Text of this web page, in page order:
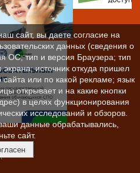
сайтов
сайт, вы даете согласие на
данных (сведения о
ОС; тип и версия Браузера; тип
источник откуда пришел
сайта или по какой рекламе; язык
открывает и на какие кнопки
в целях функционирования
исследований и обзоров.
данные обрабатывались,
сайт.